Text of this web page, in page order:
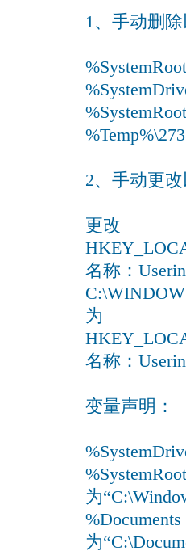
1、手动删除
2、手动更改
更改
名称：
为
名称：
变量声明：
为
为